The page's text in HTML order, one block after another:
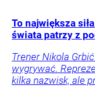
To największa
świata patrzy z
Trener Nikola
wygrywać.
kilka nazwisk, ale